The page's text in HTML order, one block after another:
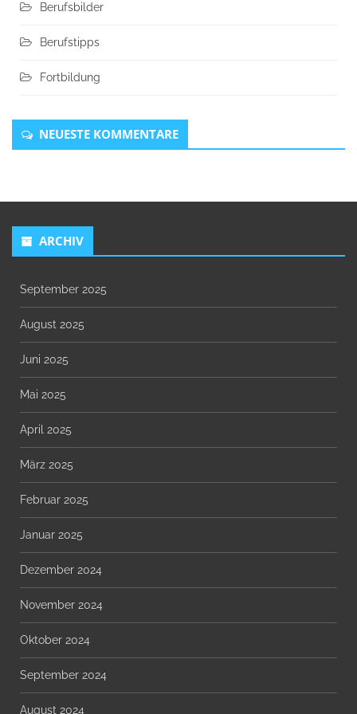
Berufsbilder
Berufstipps
Fortbildung
NEUESTE KOMMENTARE
ARCHIV
September 2025
August 2025
Juni 2025
Mai 2025
April 2025
März 2025
Februar 2025
Januar 2025
Dezember 2024
November 2024
Oktober 2024
September 2024
August 2024